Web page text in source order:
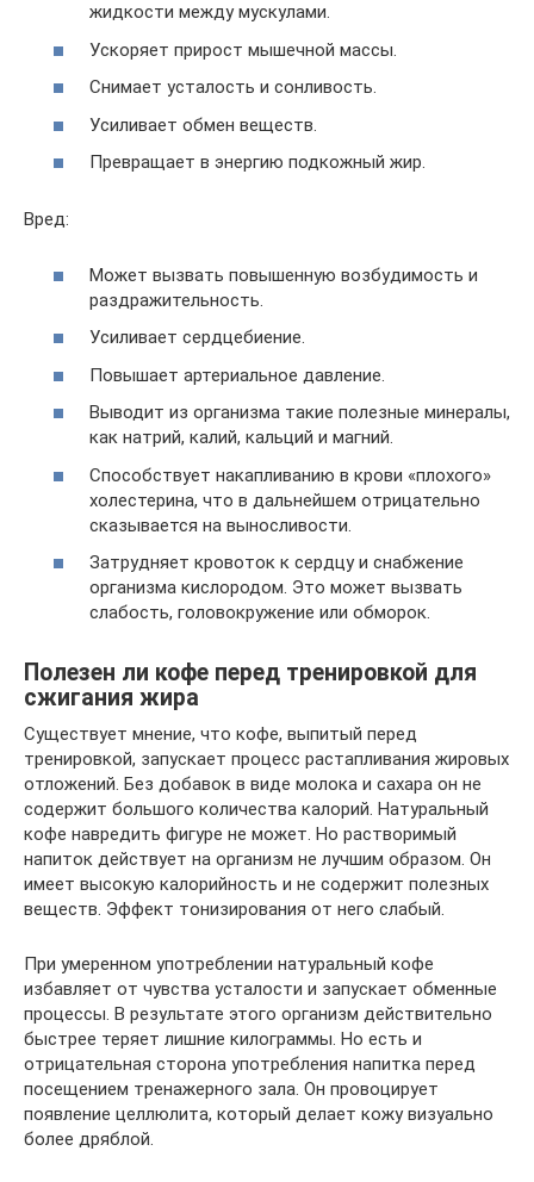
жидкости между мускулами.
Ускоряет прирост мышечной массы.
Снимает усталость и сонливость.
Усиливает обмен веществ.
Превращает в энергию подкожный жир.
Вред:
Может вызвать повышенную возбудимость и
раздражительность.
Усиливает сердцебиение.
Повышает артериальное давление.
Выводит из организма такие полезные минералы,
как натрий, калий, кальций и магний.
Способствует накапливанию в крови «плохого»
холестерина, что в дальнейшем отрицательно
сказывается на выносливости.
Затрудняет кровоток к сердцу и снабжение
организма кислородом. Это может вызвать
слабость, головокружение или обморок.
Полезен ли кофе перед тренировкой для
сжигания жира
Существует мнение, что кофе, выпитый перед
тренировкой, запускает процесс растапливания жировых
отложений. Без добавок в виде молока и сахара он не
содержит большого количества калорий. Натуральный
кофе навредить фигуре не может. Но растворимый
напиток действует на организм не лучшим образом. Он
имеет высокую калорийность и не содержит полезных
веществ. Эффект тонизирования от него слабый.
При умеренном употреблении натуральный кофе
избавляет от чувства усталости и запускает обменные
процессы. В результате этого организм действительно
быстрее теряет лишние килограммы. Но есть и
отрицательная сторона употребления напитка перед
посещением тренажерного зала. Он провоцирует
появление целлюлита, который делает кожу визуально
более дряблой.